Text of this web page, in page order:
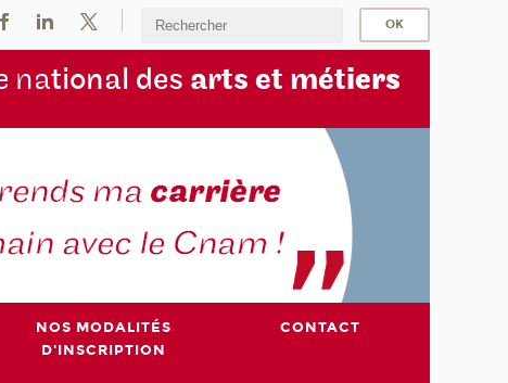
national des arts et métiers
NOS MODALITÉS
D'INSCRIPTION
CONTACT